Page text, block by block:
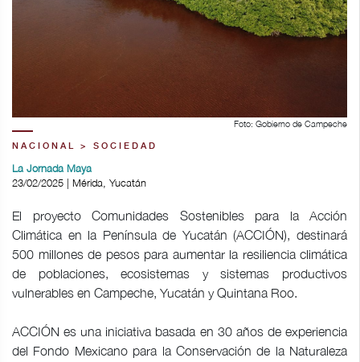
Foto: Gobierno de Campeche
NACIONAL > SOCIEDAD
La Jornada Maya
23/02/2025 | Mérida, Yucatán
El proyecto Comunidades Sostenibles para la Acción
Climática en la Península de Yucatán (ACCIÓN), destinará
500 millones de pesos para aumentar la resiliencia climática
de poblaciones, ecosistemas y sistemas productivos
vulnerables en Campeche, Yucatán y Quintana Roo.
ACCIÓN es una iniciativa basada en 30 años de experiencia
del Fondo Mexicano para la Conservación de la Naturaleza